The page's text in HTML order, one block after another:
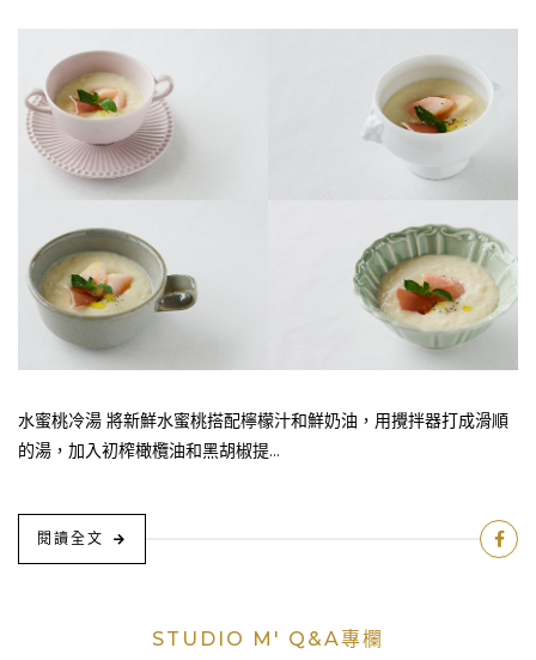
水蜜桃冷湯 將新鮮水蜜桃搭配檸檬汁和鮮奶油，用攪拌器打成滑順
的湯，加入初榨橄欖油和黑胡椒提...
閱讀全文
STUDIO M' Q&A專欄